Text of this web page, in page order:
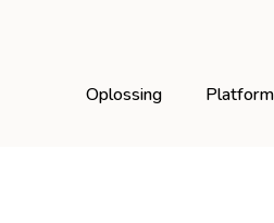
Oplossing Platform